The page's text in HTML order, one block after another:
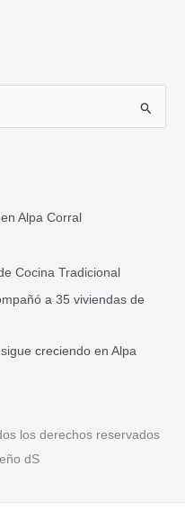
Alpa Corral
Cocina Tradicional
a 35 viviendas de
creciendo en Alpa
los derechos reservados
dS